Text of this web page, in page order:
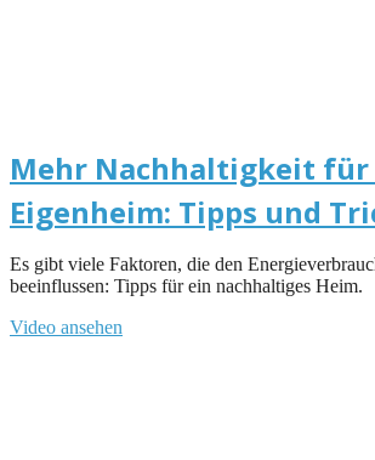
Mehr Nachhaltigkeit für
Eigenheim: Tipps und
Es gibt viele Faktoren, die den
beeinflussen: Tipps für ein nachhaltiges Heim.
Video ansehen